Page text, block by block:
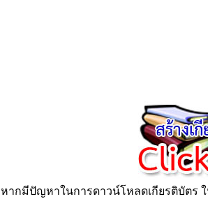
หากมีปัญหาในการดาวน์โหลดเกียรติบัตร